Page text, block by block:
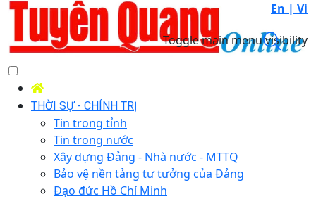
En | Vi
Toggle main menu visibility
THỜI SỰ - CHÍNH TRỊ
Tin trong tỉnh
Tin trong nước
Xây dựng Đảng - Nhà nước - MTTQ
Bảo vệ nền tảng tư tưởng của Đảng
Đạo đức Hồ Chí Minh